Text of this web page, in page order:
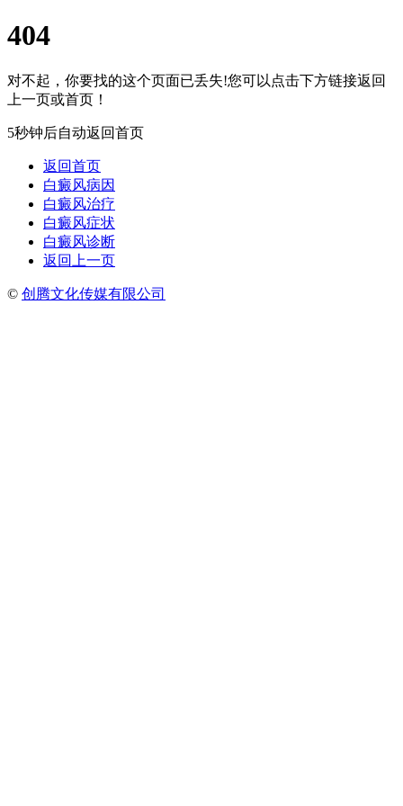
404
对不起，你要找的这个页面已丢失!您可以点击下方链接返回
上一页或首页！
5秒钟后自动返回首页
返回首页
白癜风病因
白癜风治疗
白癜风症状
白癜风诊断
返回上一页
© 创腾文化传媒有限公司